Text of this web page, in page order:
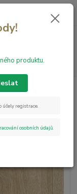
Hledat
0,00 Kč
- š. 3 m
532 -
produktu.
účely registrace.
osobních údajů.